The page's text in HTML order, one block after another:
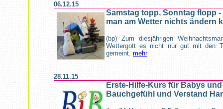
06.12.15
Samstag topp, Sonntag flopp
man am Wetter nichts ändern
(bp) Zum diesjährigen
Wettergott es nicht nur gut mit den
gemeint. mehr
28.11.15
Erste-Hilfe-Kurs für Babys
Bauchgefühl und Verstand